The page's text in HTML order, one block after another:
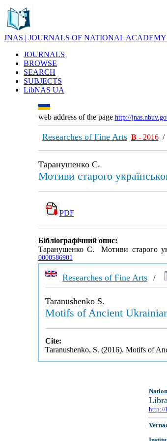
JNAS | JOURNALS OF NATIONAL
JOURNALS
BROWSE
SEARCH
SUBJECTS
LibNAS UA
web address of the page http://
Researches of Fine Arts В- 2016
Таранушенко С.
Мотиви старого
PDF
Бібліографічний опис:
Таранушенко С. Мотиви старого
0000586901
Researches of Fine Arts/
Taranushenko S.
Motifs of Ancient
Cite:
Taranushenko, S. (2016). Motifs of
http://